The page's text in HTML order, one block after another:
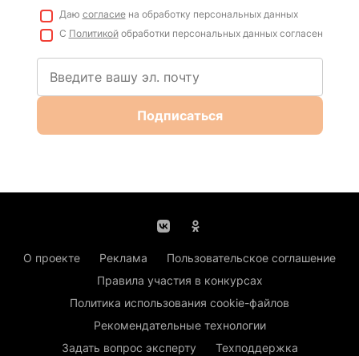
Даю согласиена обработку персональных данных
С Политикойобработки персональных данных согласен
Подписаться
О проекте Реклама
Пользовательское соглашение
Правила участия в конкурсах
Политика использования cookie-файлов
Рекомендательные технологии
Задать вопрос эксперту
Техподдержка